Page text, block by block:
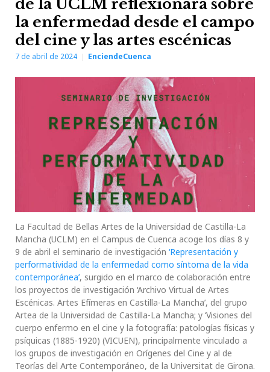
de la UCLM reflexionará sobre
la enfermedad desde el campo
del cine y las artes escénicas
7 de abril de 2024 EnciendeCuenca
La Facultad de Bellas Artes de la Universidad de Castilla-La
Mancha (UCLM) en el Campus de Cuenca acoge los días 8 y
9 de abril el seminario de investigación ‘Representación y
performatividad de la enfermedad como síntoma de la vida
contemporánea’, surgido en el marco de colaboración entre
los proyectos de investigación ‘Archivo Virtual de Artes
Escénicas. Artes Efímeras en Castilla-La Mancha’, del grupo
Artea de la Universidad de Castilla-La Mancha; y ‘Visiones del
cuerpo enfermo en el cine y la fotografía: patologías físicas y
psíquicas (1885-1920) (VICUEN), principalmente vinculado a
los grupos de investigación en Orígenes del Cine y al de
Teorías del Arte Contemporáneo, de la Universitat de Girona.